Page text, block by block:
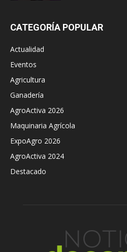
CATEGORÍA POPULAR
Actualidad
Eventos
Agricultura
Ganadería
AgroActiva 2026
Maquinaria Agrícola
ExpoAgro 2026
AgroActiva 2024
Destacado